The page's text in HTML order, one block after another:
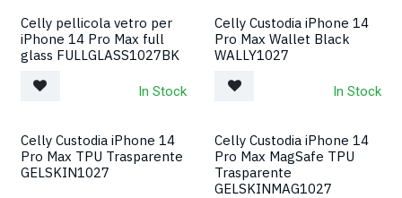
Celly pellicola vetro per
iPhone 14 Pro Max full
glass FULLGLASS1027BK
In Stock
Celly Custodia iPhone 14
Pro Max Wallet Black
WALLY1027
In Stock
Celly Custodia iPhone 14
Pro Max TPU Trasparente
GELSKIN1027
Celly Custodia iPhone 14
Pro Max MagSafe TPU
Trasparente
GELSKINMAG1027